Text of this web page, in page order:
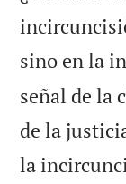
sino en la
señal de la
de la
la